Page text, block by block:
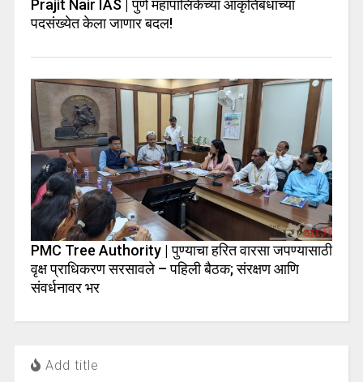
Prajit Nair IAS | पुणे महापालिकेच्या आकृतिबंधाच्या
पदसंख्येत केला जाणार बदल!
PMC Tree Authority | पुण्याचा हरित वारसा जपण्यासाठी
वृक्ष प्राधिकरण सरसावले – पहिली बैठक; संरक्षण आणि
संवर्धनावर भर
Add title